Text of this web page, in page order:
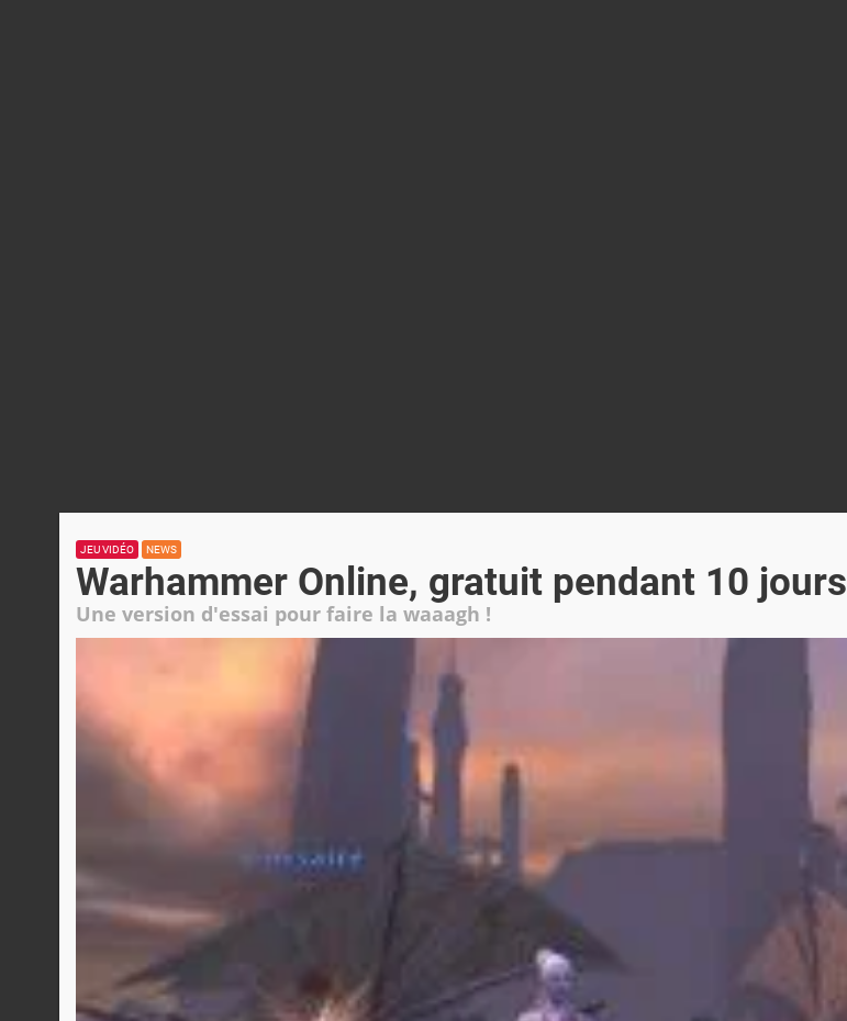
JEU VIDÉO NEWS
Warhammer Online, gratuit pendant 10 jours
Une version d'essai pour faire la waaagh !